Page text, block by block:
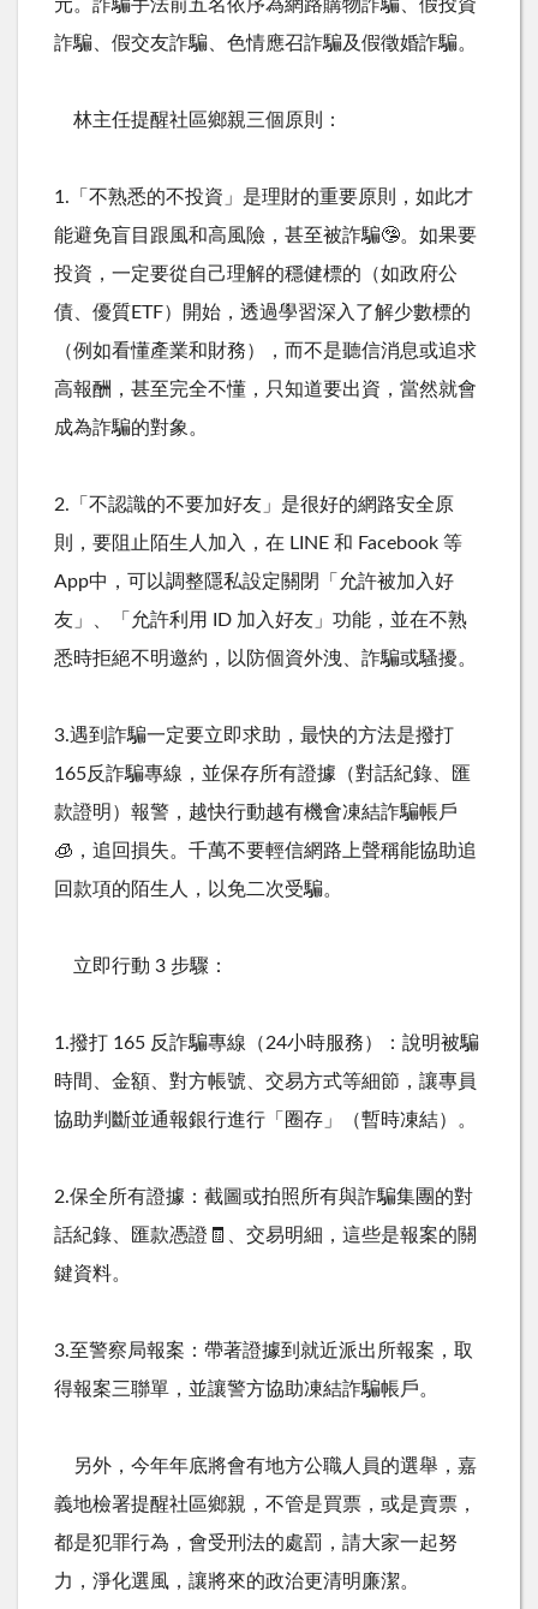
元。詐騙手法前五名依序為網路購物詐騙、假投資
詐騙、假交友詐騙、色情應召詐騙及假徵婚詐騙。
林主任提醒社區鄉親三個原則：
1.「不熟悉的不投資」是理財的重要原則，如此才
能避免盲目跟風和高風險，甚至被詐騙🤥。如果要
投資，一定要從自己理解的穩健標的（如政府公
債、優質ETF）開始，透過學習深入了解少數標的
（例如看懂產業和財務），而不是聽信消息或追求
高報酬，甚至完全不懂，只知道要出資，當然就會
成為詐騙的對象。
2.「不認識的不要加好友」是很好的網路安全原
則，要阻止陌生人加入，在 LINE 和 Facebook 等
App中，可以調整隱私設定關閉「允許被加入好
友」、「允許利用
ID 加入好友」功能，並在不熟
悉時拒絕不明邀約，以防個資外洩、詐騙或騷擾。
3.遇到詐騙一定要立即求助，最快的方法是撥打
165反詐騙專線，並保存所有證據（對話紀錄、匯
款證明）報警，越快行動越有機會凍結詐騙帳戶
🧊，追回損失。千萬不要輕信網路上聲稱能協助追
回款項的陌生人，以免二次受騙。
立即行動 3 步驟：
1️.撥打 165 反詐騙專線（24小時服務）：說明被騙
時間、金額、對方帳號、交易方式等細節，讓專員
協助判斷並通報銀行進行「圈存」（暫時凍結）。
2️.保全所有證據：截圖或拍照所有與詐騙集團的對
話紀錄、匯款憑證🧾、交易明細，這些是報案的關
鍵資料。
3️.至警察局報案：帶著證據到就近派出所報案，取
得報案三聯單，並讓警方協助凍結詐騙帳戶。
另外，今年年底將會有地方公職人員的選舉，嘉
義地檢署提醒社區鄉親，不管是買票，或是賣票，
都是犯罪行為，會受刑法的處罰，請大家一起努
力，淨化選風，讓將來的政治更清明廉潔。